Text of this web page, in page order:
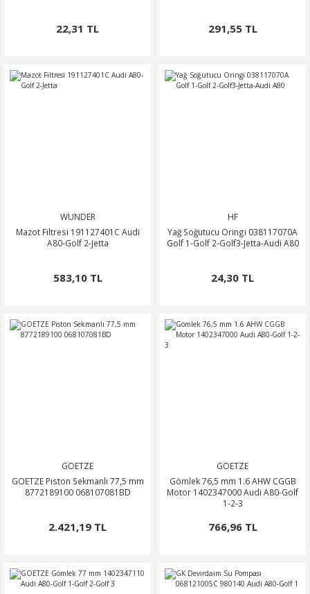
22,31 TL 291,55 TL
WUNDER
Mazot Filtresi 191127401C Audi
A80-Golf 2-Jetta
583,10 TL
HF
Yağ Soğutucu Oringi 038117070A
Golf 1-Golf 2-Golf3-Jetta-Audi A80
24,30 TL
GOETZE
GOETZE Piston Sekmanlı 77,5 mm
8772189100 068107081BD
2.421,19 TL
GOETZE
Gömlek 76,5 mm 1.6 AHW CGGB
Motor 1402347000 Audi A80-Golf
1-2-3
766,96 TL